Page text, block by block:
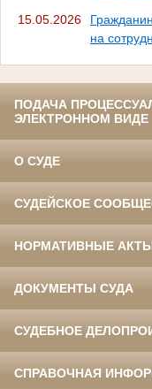
15.05.2026
на
ПОДАЧА
ЭЛЕКТРОННОМ ВИДЕ
О СУДЕ
СУДЕЙСКОЕ
НОРМАТИВНЫЕ
ДОКУМЕНТЫ СУДА
СУДЕБНОЕ
СПРАВОЧНАЯ